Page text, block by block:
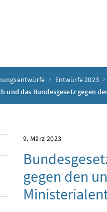
Entwürfe 2023
und das Bundesgesetz gegen
9. März 2023
gegen den